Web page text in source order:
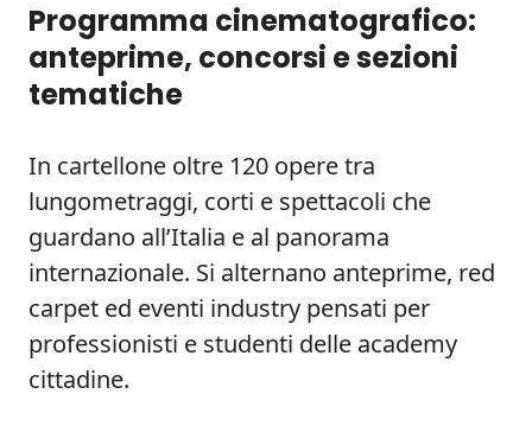
Programma cinematografico:
anteprime, concorsi e sezioni
tematiche
In cartellone oltre 120 opere tra
lungometraggi, corti e spettacoli che
guardano all’Italia e al panorama
internazionale. Si alternano anteprime, red
carpet ed eventi industry pensati per
professionisti e studenti delle academy
cittadine.